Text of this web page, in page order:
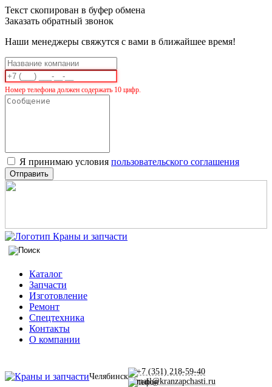
Текст скопирован в буфер обмена
Заказать обратный звонок
Наши менеджеры свяжутся с вами в ближайшее время!
Номер телефона должен содержать 10 цифр.
Я принимаю условия пользовательского соглашения
Отправить
Каталог
Запчасти
Изготовление
Ремонт
Спецтехника
Контакты
О компании
Челябинск
+7 (351) 218-59-40
mail@kranzapchasti.ru